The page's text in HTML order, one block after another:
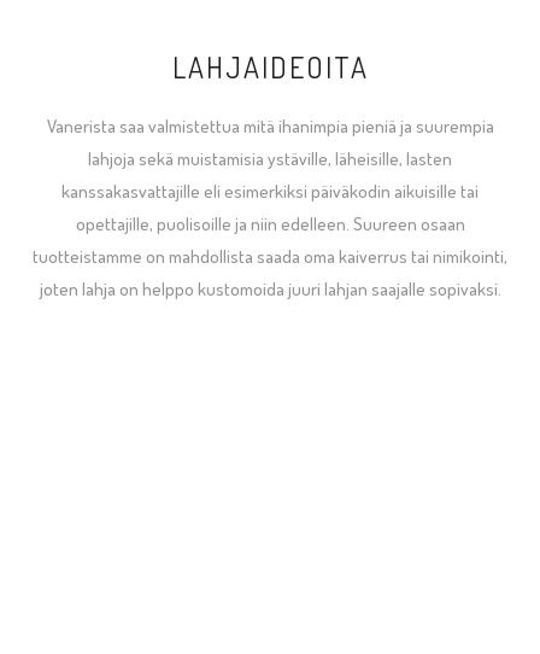
LAHJAIDEOITA
Vanerista saa valmistettua mitä ihanimpia pieniä ja suurempia
lahjoja sekä muistamisia ystäville, läheisille, lasten
kanssakasvattajille eli esimerkiksi päiväkodin aikuisille tai
opettajille, puolisoille ja niin edelleen. Suureen osaan
tuotteistamme on mahdollista saada oma kaiverrus tai nimikointi,
joten lahja on helppo kustomoida juuri lahjan saajalle sopivaksi.